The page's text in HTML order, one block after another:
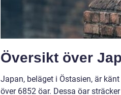
Översikt över
Japan, beläget i Östasien, är
över 6852 öar. Dessa öar